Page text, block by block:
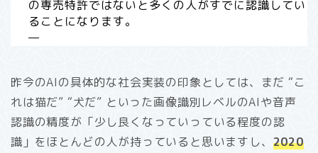
の専売特許ではないと多くの人がすでに認識してい
ることになります。
—
昨今のAIの具体的な社会実装の印象としては、まだ “こ
れは猫だ” “犬だ” といった画像識別レベルのAIや音声
認識の精度が「少し良くなっていっている程度の認
識」をほとんどの人が持っていると思いますし、 2020